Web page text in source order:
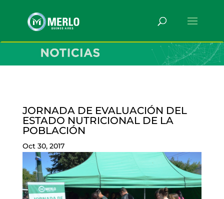
JORNADA DE EVALUACIÓN DEL
ESTADO NUTRICIONAL DE LA
POBLACIÓN
Oct 30, 2017